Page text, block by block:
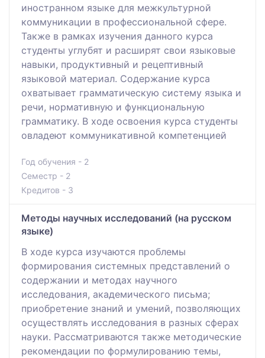
иностранном языке для межкультурной
коммуникации в профессиональной сфере.
Также в рамках изучения данного курса
студенты углубят и расширят свои языковые
навыки, продуктивный и рецептивный
языковой материал. Содержание курса
охватывает грамматическую систему языка и
речи, нормативную и функциональную
грамматику. В ходе освоения курса студенты
овладеют коммуникативной компетенцией
Год обучения - 2
Семестр - 2
Кредитов - 3
Методы научных исследований (на русском
языке)
В ходе курса изучаются проблемы
формирования системных представлений о
содержании и методах научного
исследования, академического письма;
приобретение знаний и умений, позволяющих
осуществлять исследования в разных сферах
науки. Рассматриваются также методические
рекомендации по формулированию темы,